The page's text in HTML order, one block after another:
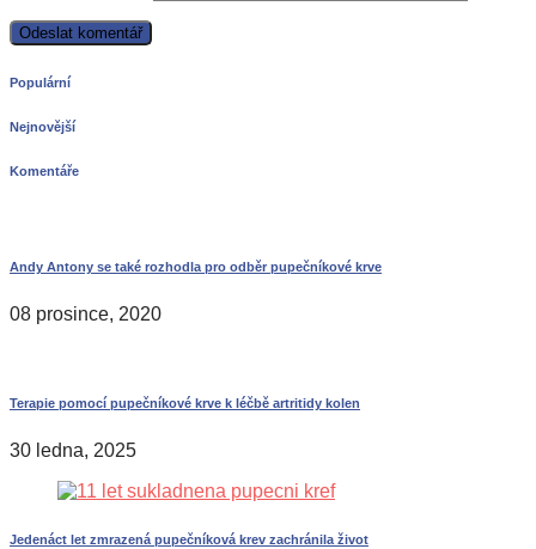
Populární
Nejnovější
Komentáře
Andy Antony se také rozhodla pro odběr pupečníkové krve
08 prosince, 2020
Terapie pomocí pupečníkové krve k léčbě artritidy kolen
30 ledna, 2025
Jedenáct let zmrazená pupečníková krev zachránila život